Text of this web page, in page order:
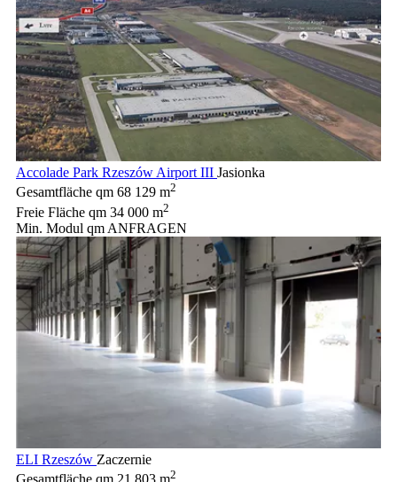
Accolade Park Rzeszów Airport III Jasionka
Gesamtfläche qm 68 129 m2
Freie Fläche qm 34 000 m2
Min. Modul qm ANFRAGEN
ELI Rzeszów Zaczernie
Gesamtfläche qm 21 803 m2